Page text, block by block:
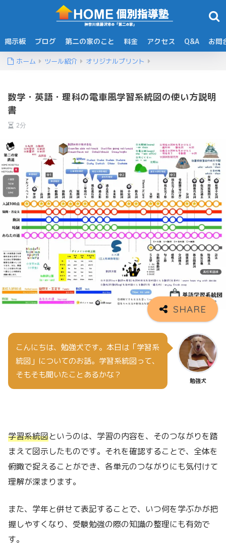
掲示板 ブログ 第二の家のこと 料金 アクセス Q&A お問
ホーム ツール紹介 オリジナルプリント
数学・英語・理科の電車風学習系統図の使い方説明
書
2分
こんにちは、勉強犬です。本日は「学習系
統図」についてのお話。学習系統図って、
そもそも聞いたことあるかな？
勉強犬
学習系統図というのは、学習の内容を、そのつながりを踏
まえて図示したものです。それを確認することで、全体を
俯瞰で捉えることができ、各単元のつながりにも気付けて
理解が深まります。
また、学年と併せて表記することで、いつ何を学ぶかが把
握しやすくなり、受験勉強の際の知識の整理にも有効で
す。